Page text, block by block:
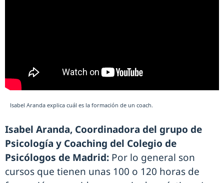
Isabel Aranda explica cuál es la formación de un coach.
Isabel Aranda, Coordinadora del grupo de
Psicología y Coaching del Colegio de
Psicólogos de Madrid: Por lo general son
cursos que tienen unas 100 o 120 horas de